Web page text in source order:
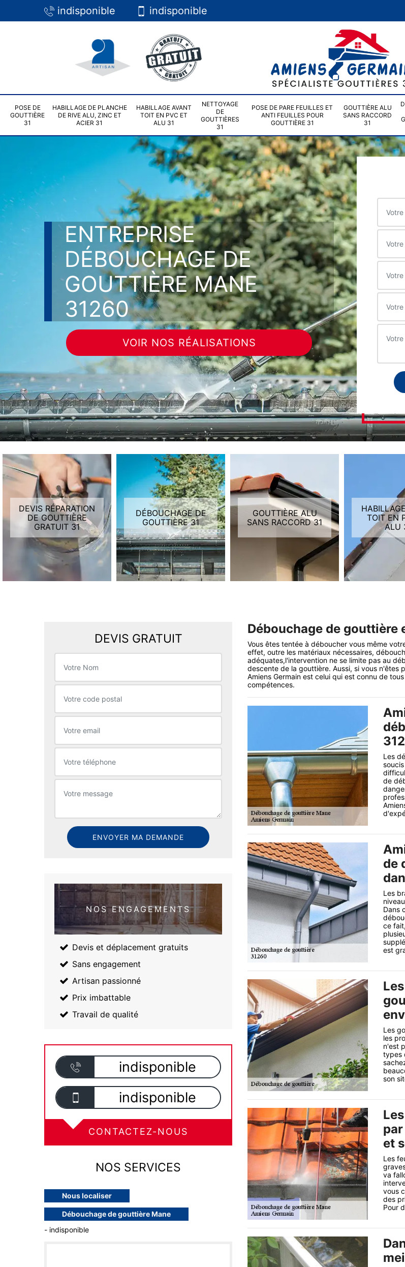
indisponible indisponible
POSE DE
GOUTTIÈRE
31
HABILLAGE DE PLANCHE
DE RIVE ALU, ZINC ET
ACIER 31
HABILLAGE AVANT
TOIT EN PVC ET
ALU 31
NETTOYAGE
DE
GOUTTIÈRES
31
POSE DE PARE FEUILLES ET
ANTI FEUILLES POUR
GOUTTIÈRE 31
GOUTTIÈRE ALU
SANS RACCORD
31
ENTREPRISE
DÉBOUCHAGE DE
GOUTTIÈRE MANE
31260
VOIR NOS RÉALISATIONS
DEVIS RÉPARATION
DE GOUTTIÈRE
GRATUIT 31
DÉBOUCHAGE DE
GOUTTIÈRE 31
GOUTTIÈRE ALU
SANS RACCORD 31
TOIT EN
ALU
DEVIS GRATUIT
NOS ENGAGEMENTS
Devis et déplacement gratuits
Sans engagement
Artisan passionné
Prix imbattable
Travail de qualité
indisponible
indisponible
CONTACTEZ-NOUS
NOS SERVICES
Nous localiser
Débouchage de gouttière Mane
- indisponible
Débouchage de gouttière
Vous êtes tentée à déboucher vous même
effet, outre les matériaux nécessaires,
adéquates,l'intervention ne se limite pas au
descente de la gouttière. Aussi, si vous n'êtes
Amiens Germain est celui qui est connu de
compétences.
Les
de
de
Les
Dans
ce
est
Les
les
n'est
types
son
et
Les
va
vous
des
Pour